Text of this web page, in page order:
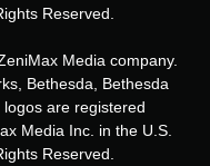
Reserved.
Media company.
Bethesda, Bethesda
are registered
Media Inc. in the U.S.
Reserved.